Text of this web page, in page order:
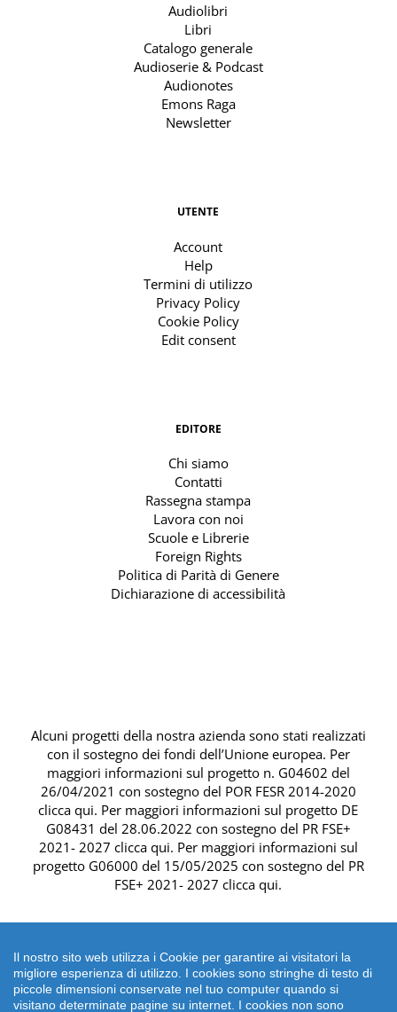
Il nostro sito web utilizza i Cookie per garantire ai visitatori la
migliore esperienza di utilizzo. I cookies sono stringhe di testo di
piccole dimensioni conservate nel tuo computer quando si
visitano determinate pagine su internet. I cookies non sono
Audiolibri
Libri
Catalogo generale
Audioserie & Podcast
Audionotes
Emons Raga
Newsletter
UTENTE
Account
Help
Termini di utilizzo
Privacy Policy
Cookie Policy
Edit consent
EDITORE
Chi siamo
Contatti
Rassegna stampa
Lavora con noi
Scuole e Librerie
Foreign Rights
Politica di Parità di Genere
Dichiarazione di accessibilità
Alcuni progetti della nostra azienda sono stati realizzati
con il sostegno dei fondi dell’Unione europea. Per
maggiori informazioni sul progetto n. G04602 del
26/04/2021 con sostegno del POR FESR 2014-2020
clicca qui. Per maggiori informazioni sul progetto DE
G08431 del 28.06.2022 con sostegno del PR FSE+
2021- 2027 clicca qui. Per maggiori informazioni sul
progetto G06000 del 15/05/2025 con sostegno del PR
FSE+ 2021- 2027 clicca qui.